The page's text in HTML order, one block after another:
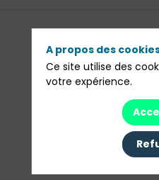
Présenté par :
Pré-inscription
A propos des
Ce site utilise des
votre expérience.